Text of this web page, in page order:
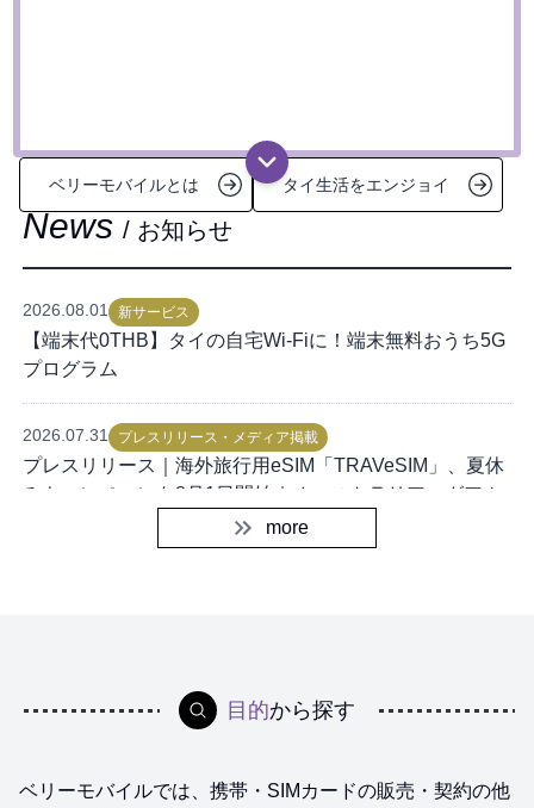
ベリーモバイルとは タイ生活をエンジョイ
News / お知らせ
2026.08.01 新サービス
【端末代0THB】タイの自宅Wi-Fiに！端末無料おうち5G
プログラム
2026.07.31 プレスリリース・メディア掲載
プレスリリース｜海外旅行用eSIM「TRAVeSIM」、夏休
みキャンペーンを8月1日開始｜オーストラリア・グアム
を追加、対象国・地域のデータ使い放題を特別価格で提
more
目的から探す
ベリーモバイルでは、携帯・SIMカードの販売・契約の他